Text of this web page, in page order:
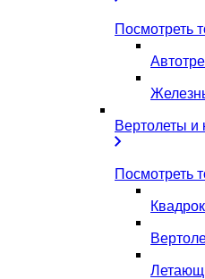
Посмотреть
Вертолеты и
Посмотреть